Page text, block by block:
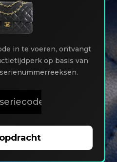
in te voeren, ontvangt
op basis van